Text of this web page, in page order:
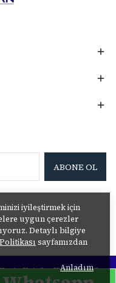
iyileştirmek için
uygun çerezler
Detaylı bilgiye
sayfamızdan
Anladım
ABONE OL
Yatağı-Hasta Yatağı